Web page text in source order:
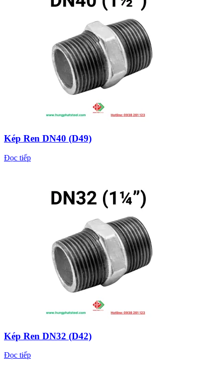
Kép Ren DN40 (D49)
Đọc tiếp
Kép Ren DN32 (D42)
Đọc tiếp